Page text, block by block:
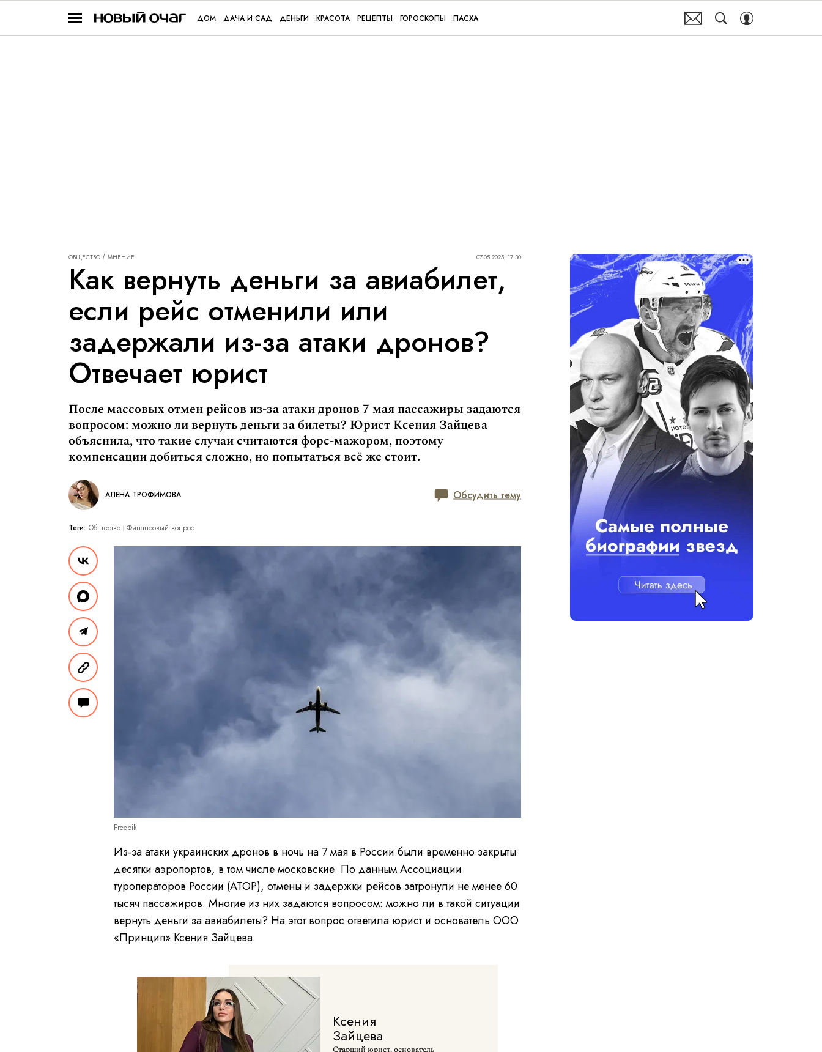
ДОМ ДАЧА И САД ДЕНЬГИ КРАСОТА РЕЦЕПТЫ ГОРОСКОПЫ ПАСХА
ОБЩЕСТВО МНЕНИЕ 07.05.2025, 17:30
Как вернуть деньги за авиабилет,
если рейс отменили или
задержали из-за атаки дронов?
Отвечает юрист
После массовых отмен рейсов из-за атаки дронов 7 мая пассажиры задаются
вопросом: можно ли вернуть деньги за билеты? Юрист Ксения Зайцева
объяснила, что такие случаи считаются форс-мажором, поэтому
компенсации добиться сложно, но попытаться всё же стоит.
АЛЁНА ТРОФИМОВА Обсудить тему
Теги: Общество Финансовый вопрос
Freepik
Из-за атаки украинских дронов в ночь на 7 мая в России были временно закрыты
десятки аэропортов, в том числе московские. По данным Ассоциации
туроператоров России (АТОР), отмены и задержки рейсов затронули не менее 60
тысяч пассажиров. Многие из них задаются вопросом: можно ли в такой ситуации
вернуть деньги за авиабилеты? На этот вопрос ответила юрист и основатель ООО
«Принцип» Ксения Зайцева.
Ксения
Зайцева
Старший юрист, основатель